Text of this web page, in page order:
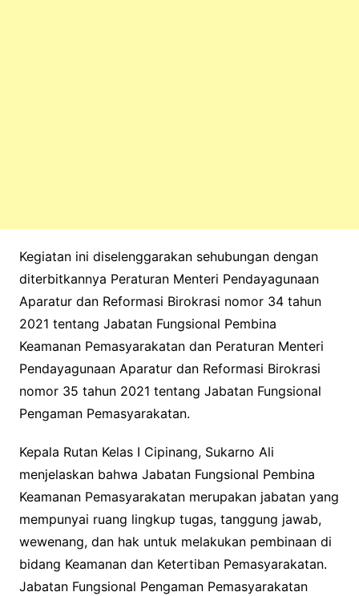
Kegiatan ini diselenggarakan sehubungan dengan
diterbitkannya Peraturan Menteri Pendayagunaan
Aparatur dan Reformasi Birokrasi nomor 34 tahun
2021 tentang Jabatan Fungsional Pembina
Keamanan Pemasyarakatan dan Peraturan Menteri
Pendayagunaan Aparatur dan Reformasi Birokrasi
nomor 35 tahun 2021 tentang Jabatan Fungsional
Pengaman Pemasyarakatan.
Kepala Rutan Kelas I Cipinang, Sukarno Ali
menjelaskan bahwa Jabatan Fungsional Pembina
Keamanan Pemasyarakatan merupakan jabatan yang
mempunyai ruang lingkup tugas, tanggung jawab,
wewenang, dan hak untuk melakukan pembinaan di
bidang Keamanan dan Ketertiban Pemasyarakatan.
Jabatan Fungsional Pengaman Pemasyarakatan